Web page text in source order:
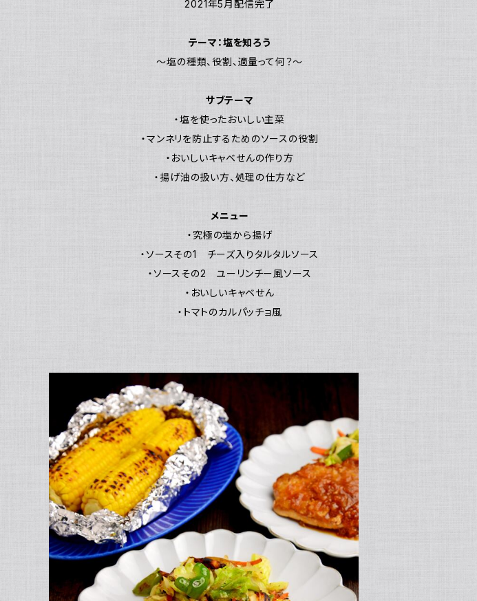
2021年5月配信完了
テーマ：塩を知ろう
～塩の種類、役割、適量って何？～
サブテーマ
・塩を使ったおいしい主菜
・マンネリを防止するためのソースの役割
・おいしいキャベせんの作り方
・揚げ油の扱い方、処理の仕方など
メニュー
・究極の塩から揚げ
・ソースその1 チーズ入りタルタルソース
・ソースその2 ユーリンチー風ソース
・おいしいキャベせん
・トマトのカルパッチョ風